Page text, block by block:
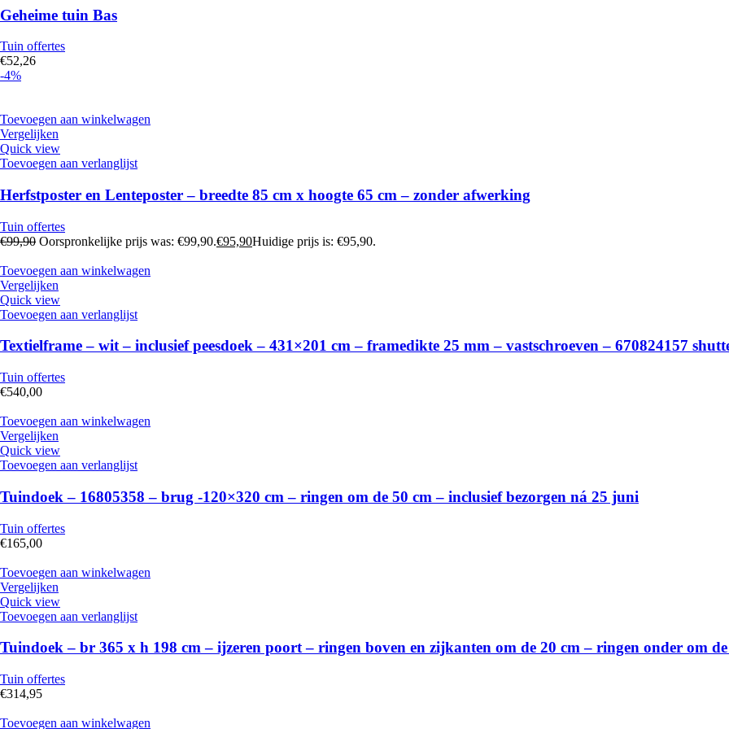
Geheime tuin Bas
Tuin offertes
€52,26
-4%
Toevoegen aan winkelwagen
Vergelijken
Quick view
Toevoegen aan verlanglijst
Herfstposter en Lenteposter – breedte 85 cm x hoogte 65 cm – zonder afwerking
Tuin offertes
€99,90 Oorspronkelijke prijs was: €99,90.€95,90Huidige prijs is: €95,90.
Toevoegen aan winkelwagen
Vergelijken
Quick view
Toevoegen aan verlanglijst
Textielframe – wit – inclusief peesdoek – 431×201 cm – framedikte 25 mm – vastschroeven – 670824157
Tuin offertes
€540,00
Toevoegen aan winkelwagen
Vergelijken
Quick view
Toevoegen aan verlanglijst
Tuindoek – 16805358 – brug -120×320 cm – ringen om de 50 cm – inclusief bezorgen ná 25 juni
Tuin offertes
€165,00
Toevoegen aan winkelwagen
Vergelijken
Quick view
Toevoegen aan verlanglijst
Tuindoek – br 365 x h 198 cm – ijzeren poort – ringen boven en zijkanten om de 20 cm – ringen onder om
Tuin offertes
€314,95
Toevoegen aan winkelwagen